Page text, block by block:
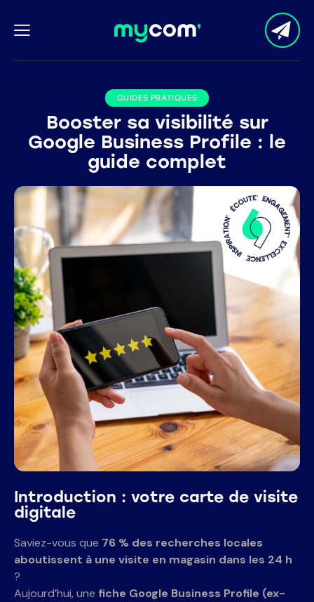
GUIDES PRATIQUES
Booster sa visibilité sur
Google Business Profile : le
guide complet
Introduction : votre carte de visite
digitale
Saviez-vous que 76 % des recherches locales
aboutissent à une visite en magasin dans les 24 h
?
Aujourd’hui, une fiche Google Business Profile (ex-